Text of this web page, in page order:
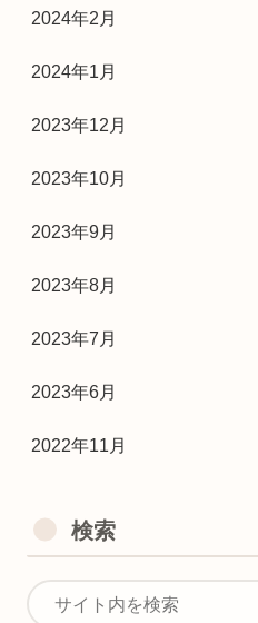
2024年2月
2024年1月
2023年12月
2023年10月
2023年9月
2023年8月
2023年7月
2023年6月
2022年11月
検索